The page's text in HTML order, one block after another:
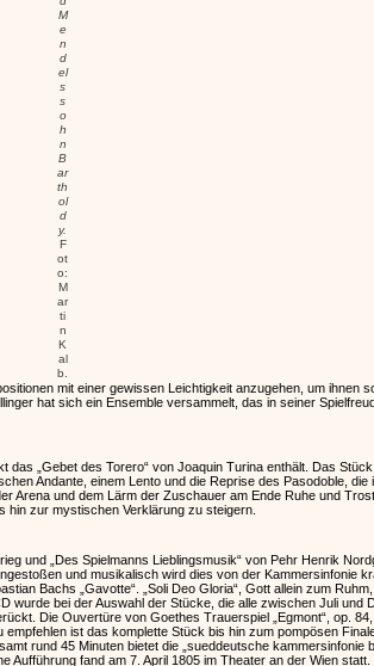
M
e
n
d
el
s
s
o
h
n
B
ar
th
ol
d
y.
F
ot
o:
M
ar
ti
n
K
al
b.
mit einer gewissen Leichtigkeit anzugehen, um ihnen
hat sich ein Ensemble versammelt, das in seiner
„Gebet des Torero“ von Joaquin Turina enthält. Das
Andante, einem Lento und die Reprise des Pasodoble, die
Arena und dem Lärm der Zuschauer am Ende Ruhe und
hin zur mystischen Verklärung zu steigern.
und „Des Spielmanns Lieblingsmusik“ von Pehr Henrik
und musikalisch wird dies von der Kammersinfonie
Bachs „Gavotte“. „Soli Deo Gloria“, Gott allein zum
wurde bei der Auswahl der Stücke, die alle zwischen Juli und
Die Ouvertüre von Goethes Trauerspiel „Egmont“, op.
ist das komplette Stück bis hin zum pompösen
rund 45 Minuten bietet die „sueddeutsche kammersinfonie
Aufführung fand am 7. April 1805 im Theater an der Wien statt.